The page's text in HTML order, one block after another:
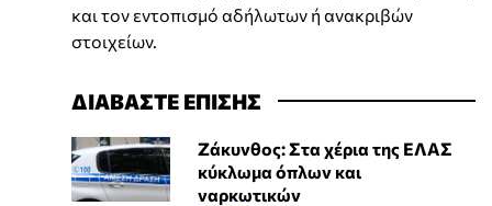
και τον εντοπισμό αδήλωτων ή ανακριβών
στοιχείων.
ΔΙΑΒΑΣΤΕ ΕΠΙΣΗΣ
Ζάκυνθος: Στα χέρια της ΕΛΑΣ
κύκλωμα όπλων και
ναρκωτικών